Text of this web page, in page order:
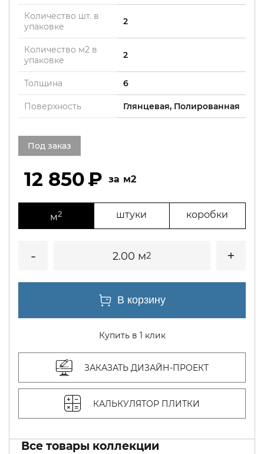
Количество шт. в
упаковке
2
Количество м2 в
упаковке
2
Толщина 6
Поверхность Глянцевая, Полированная
Под заказ
12 850 м2
м2 штуки коробки
2.00 м2
Купить в 1 клик
ЗАКАЗАТЬ ДИЗАЙН-ПРОЕКТ
КАЛЬКУЛЯТОР ПЛИТКИ
Все товары коллекции